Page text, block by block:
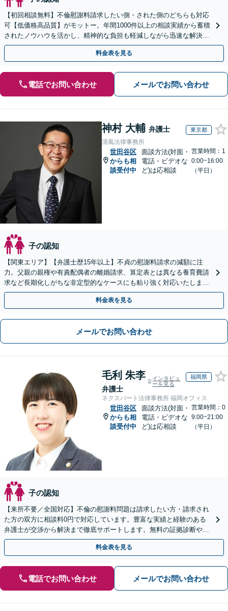
【初回相談無料】不倫慰謝料請求したい側・された側のどちらも対応
可【低価格高品質】がモットー。年間1000件以上の相談実績から蓄積
されたノウハウを活かし、精神的な負担も軽減しながら迅速な解決を
目指します。【休日・夜間相談あり】【ビデオ面談可】
料金表を見る
電話でお問い合わせ メールでお問い合わせ
神村 大輔 弁護士 東京都
清風法律事務所
世田谷区
からも相
談受付中
面談方法(対面・
電話・ビデオな
ど)は応相談
営業時間：1
0:00~16:00
（平日）
子の認知
【関東エリア】【弁護士歴15年以上】不貞の慰謝料請求の減額に注
力。父親の親権や有責配偶者の離婚請求、算定表とは異なる養育費請
求など長期化しがちな非定型的なケースにも粘り強く対応いたしま
す。【初回相談30分無料】【休日・夜間相談可】
料金表を見る
メールでお問い合わせ
毛利 朱李
弁護士
インタビュ
ーを見る
福岡県
ネクスパート法律事務所 福岡オフィス
世田谷区
からも相
談受付中
面談方法(対面・
電話・ビデオな
ど)は応相談
営業時間：0
9:00~21:00
（平日）
子の認知
【来所不要／全国対応】不倫の慰謝料問題は請求したい方・請求され
た方の双方に相談料0円で対応しています。豊富な実績と経験のある
弁護士が交渉から解決まで徹底サポートします。無料の証拠診断や着
手金の返還保証もありますので安心してご相談ください。
料金表を見る
電話でお問い合わせ メールでお問い合わせ